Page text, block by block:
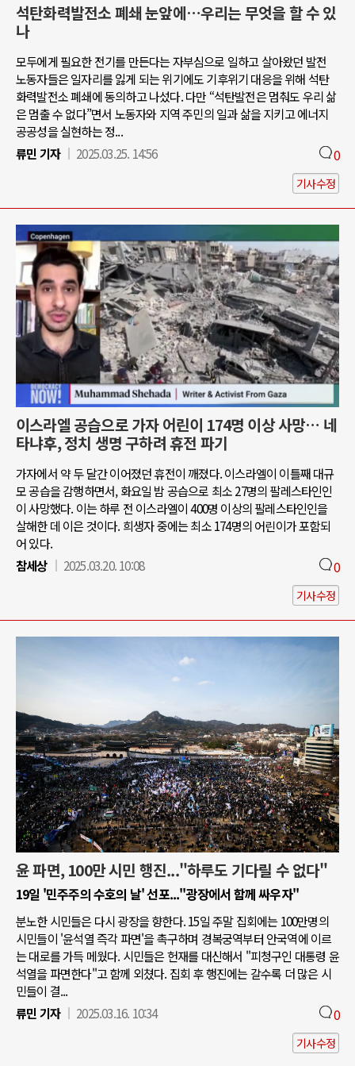
석탄화력발전소 폐쇄 눈앞에…우리는 무엇을 할 수 있
나
모두에게 필요한 전기를 만든다는 자부심으로 일하고 살아왔던 발전
노동자들은 일자리를 잃게 되는 위기에도 기후위기 대응을 위해 석탄
화력발전소 폐쇄에 동의하고 나섰다. 다만 “석탄발전은 멈춰도 우리 삶
은 멈출 수 없다”면서 노동자와 지역 주민의 일과 삶을 지키고 에너지
공공성을 실현하는 정...
류민 기자
2025.03.25. 14:56 0
기사수정
이스라엘 공습으로 가자 어린이 174명 이상 사망… 네
타냐후, 정치 생명 구하려 휴전 파기
가자에서 약 두 달간 이어졌던 휴전이 깨졌다. 이스라엘이 이틀째 대규
모 공습을 감행하면서, 화요일 밤 공습으로 최소 27명의 팔레스타인인
이 사망했다. 이는 하루 전 이스라엘이 400명 이상의 팔레스타인인을
살해한 데 이은 것이다. 희생자 중에는 최소 174명의 어린이가 포함되
어 있다.
참세상
2025.03.20. 10:08 0
기사수정
윤 파면, 100만 시민 행진..."하루도 기다릴 수 없다"
19일 '민주주의 수호의 날' 선포..."광장에서 함께 싸우자"
분노한 시민들은 다시 광장을 향한다. 15일 주말 집회에는 100만명의
시민들이 '윤석열 즉각 파면'을 촉구하며 경복궁역부터 안국역에 이르
는 대로를 가득 메웠다. 시민들은 헌재를 대신해서 "피청구인 대통령 윤
석열을 파면한다"고 함께 외쳤다. 집회 후 행진에는 갈수록 더 많은 시
민들이 결...
류민 기자
2025.03.16. 10:34 0
기사수정